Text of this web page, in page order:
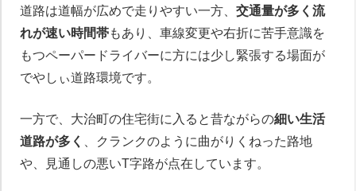
道路は道幅が広めで走りやすい一方、 交通量が多く流
れが速い時間帯もあり、車線変更や右折に苦手意識を
もつペーパードライバーに方には少し緊張する場面が
でやしぃ道路環境です。
一方で、大治町の住宅街に入ると昔ながらの細い生活
道路が多く
、クランクのように曲がりくねった路地
や、見通しの悪いT字路が点在しています。